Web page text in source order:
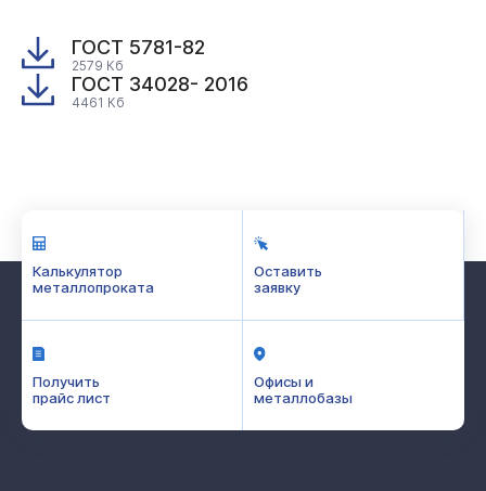
ГОСТ 5781-82
2579 Кб
ГОСТ 34028- 2016
4461 Кб
Калькулятор
металлопроката
Оставить
заявку
Получить
прайс лист
Офисы и
металлобазы